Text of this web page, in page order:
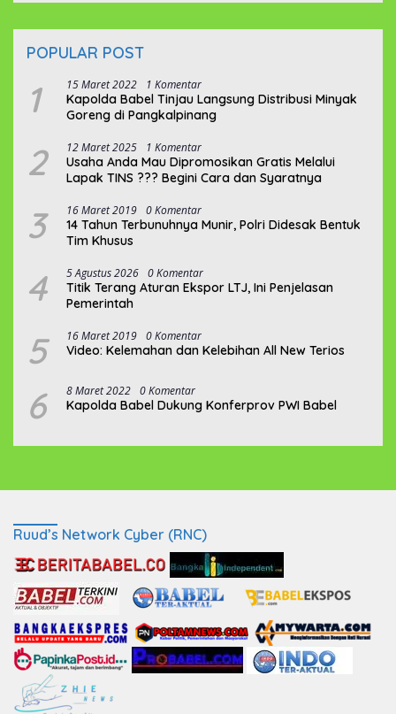
POPULAR POST
1 15 Maret 2022 1 Komentar
Kapolda Babel Tinjau Langsung Distribusi Minyak
Goreng di Pangkalpinang
2 12 Maret 2025 1 Komentar
Usaha Anda Mau Dipromosikan Gratis Melalui
Lapak TINS ??? Begini Cara dan Syaratnya
3 16 Maret 2019 0 Komentar
14 Tahun Terbunuhnya Munir, Polri Didesak Bentuk
Tim Khusus
4 5 Agustus 2026 0 Komentar
Titik Terang Aturan Ekspor LTJ, Ini Penjelasan
Pemerintah
5 16 Maret 2019 0 Komentar
Video: Kelemahan dan Kelebihan All New Terios
6 8 Maret 2022 0 Komentar
Kapolda Babel Dukung Konferprov PWI Babel
Ruud’s Network Cyber (RNC)